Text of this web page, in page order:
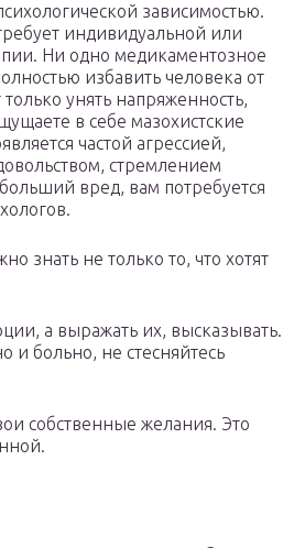
зависимостью.
индивидуальной или
Ни одно медикаментозное
избавить человека от
унять напряженность,
в себе мазохистские
частой агрессией,
стремлением
вред, вам потребуется
знать не только то, что хотят
а выражать их, высказывать.
и больно, не стесняйтесь
собственные желания. Это